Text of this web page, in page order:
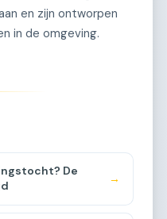
en zijn ontworpen
in de omgeving.
De
→